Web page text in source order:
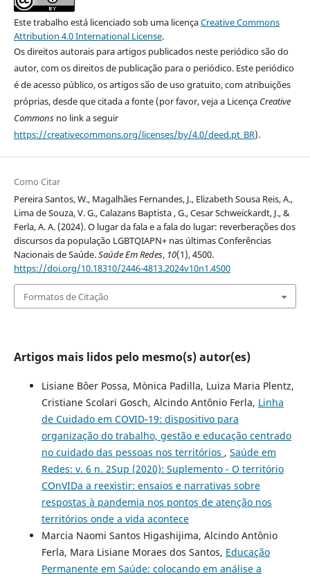
Este trabalho está licenciado sob uma licençaCreative Commons
Attribution 4.0 International License.
Os direitos autorais para artigos publicados neste periódico são do
autor, com os direitos de publicação para o periódico. Este periódico
é de acesso público, os artigos são de uso gratuito, com atribuições
próprias, desde que citada a fonte (por favor, veja a Licença Creative
Commonsno link a seguir
https://creativecommons.org/licenses/by/4.0/deed.pt_BR).
Como Citar
Pereira Santos, W., Magalhães Fernandes, J., Elizabeth Sousa Reis, A.,
Lima de Souza, V. G., Calazans Baptista , G., Cesar Schweickardt, J., &
Ferla, A. A. (2024). O lugar da fala e a fala do lugar: reverberações dos
discursos da população LGBTQIAPN+ nas últimas Conferências
Nacionais de Saúde.Saúde Em Redes, 10(1), 4500.
https://doi.org/10.18310/2446-4813.2024v10n1.4500
Formatos de Citação
Artigos mais lidos pelo mesmo(s) autor(es)
Lisiane Bôer Possa, Mònica Padilla, Luiza Maria Plentz,
Cristiane Scolari Gosch, Alcindo Antônio Ferla, Linha
de Cuidado em COVID-19: dispositivo para
organização do trabalho, gestão e educação centrado
no cuidado das pessoas nos territórios , Saúde em
Redes: v. 6 n. 2Sup (2020): Suplemento - O território
COnVIDa a reexistir: ensaios e narrativas sobre
respostas à pandemia nos pontos de atenção nos
territórios onde a vida acontece
Marcia Naomi Santos Higashijima, Alcindo Antônio
Ferla, Mara Lisiane Moraes dos Santos, Educação
Permanente em Saúde: colocando em análise a